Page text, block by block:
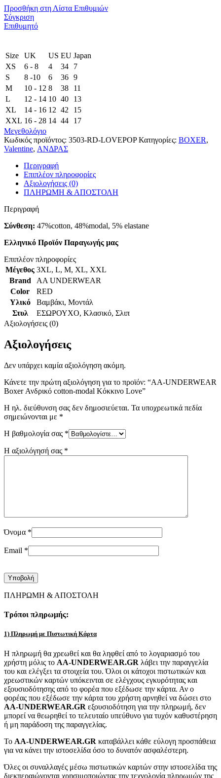
Προσθήκη στη Λίστα Επιθυμιών
Σύγκριση
Επιθυμητό
Size UK US EU Japan
XS
6 - 8 4 34
7
S
8 -10 6 36 9
M
10 - 12 8 38
11
L
12 - 14 10 40
13
XL
14 - 16 12 42
15
XXL 16 - 28 14 44
17
Μεγεθολόγιο
Κωδικός προϊόντος: 3503-RD-LOVEPOPΚατηγορίες: BOXER,
Valentine, ΑΝΔΡΑΣ
Περιγραφή
Επιπλέον πληροφορίες
Αξιολογήσεις (0)
ΠΛΗΡΩΜΗ & ΑΠΟΣΤΟΛΗ
Περιγραφή
Σύνθεση: 47%cotton, 48%modal, 5% elastane
Ελληνικό Προϊόν Παραγωγής μας
Επιπλέον πληροφορίες
Μέγεθος 3XL, L, M, XL, XXL
Brand
AA UNDERWEAR
Color
RED
Υλικό
Βαμβάκι, Μοντάλ
Στυλ
ΕΣΩΡΟΥΧΟ, Κλασικό, Σλιπ
Αξιολογήσεις (0)
Αξιολογήσεις
Δεν υπάρχει καμία αξιολόγηση ακόμη.
Κάνετε την πρώτη αξιολόγηση για το προϊόν: “AA-UNDERWEAR
Boxer Ανδρικό cotton-modal Κόκκινο Love”
Η ηλ. διεύθυνση σας δεν δημοσιεύεται. Τα υποχρεωτικά πεδία
σημειώνονται με *
Η βαθμολογία σας *
Η αξιολόγησή σας *
Όνομα *
Email *
ΠΛΗΡΩΜΗ & ΑΠΟΣΤΟΛΗ
Τρόποι πληρωμής:
1) Πληρωμή με Πιστωτική Κάρτα
Η πληρωμή θα χρεωθεί και θα ληφθεί από το λογαριασμό του
χρήστη μόλις το AA-UNDERWEAR.GR λάβει την παραγγελία
του και ελέγξει τα στοιχεία του. Όλοι οι κάτοχοι πιστωτικών και
χρεωστικών καρτών υπόκεινται σε ελέγχους εγκυρότητας και
εξουσιοδότησης από το φορέα που εξέδωσε την κάρτα. Αν ο
φορέας που εξέδωσε την κάρτα του χρήστη αρνηθεί να δώσει στο
AA-UNDERWEAR.GR εξουσιοδότηση για την πληρωμή, δεν
μπορεί να θεωρηθεί το τελευταίο υπεύθυνο για τυχόν καθυστέρηση
ή μη παράδοση της παραγγελίας.
Το AA-UNDERWEAR.GR καταβάλλει κάθε εύλογη προσπάθεια
για να κάνει την ιστοσελίδα όσο το δυνατόν ασφαλέστερη.
Όλες οι συναλλαγές μέσω πιστωτικών καρτών στην ιστοσελίδα της
διεκπεραιώνονται χρησιμοποιώντας την τεχνολογία πληρωμών της